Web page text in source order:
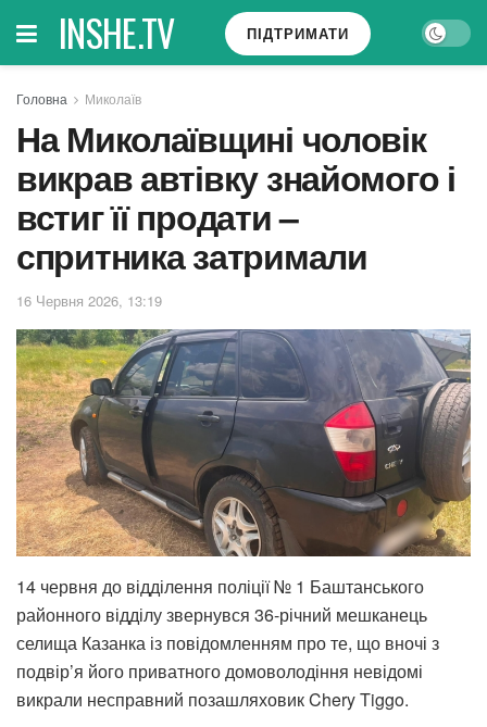
INSHE.TV ПІДТРИМАТИ
Головна Миколаїв
На Миколаївщині чоловік
викрав автівку знайомого і
встиг її продати –
спритника затримали
16 Червня 2026, 13:19
14 червня до відділення поліції № 1 Баштанського
районного відділу звернувся 36-річний мешканець
селища Казанка із повідомленням про те, що вночі з
подвір’я його приватного домоволодіння невідомі
викрали несправний позашляховик Chery Tiggo.